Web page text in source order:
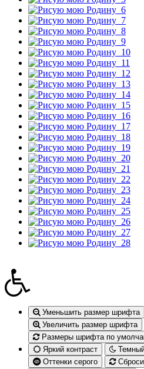
Уменьшить размер шрифта
Увеличить размер шрифта
Размеры шрифта по
Яркий контраст
Темный
Оттенки серого